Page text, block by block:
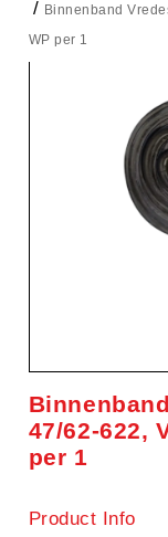
Binnenband
WP per 1
47/62-622,
per 1
Product Info